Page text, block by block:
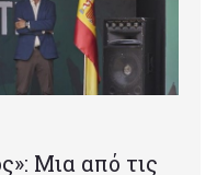
Mια από τις